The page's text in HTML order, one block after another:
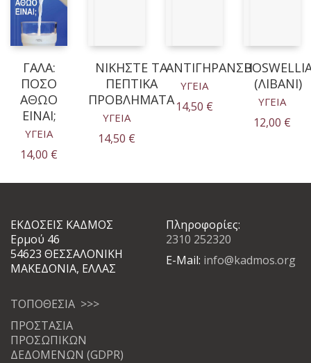
ΓΑΛΑ:
ΠΟΣΟ
ΑΘΩΟ
ΕΙΝΑΙ;
ΥΓΕΙΑ
14,00 €
ΝΙΚΗΣΤΕ ΤΑ
ΠΕΠΤΙΚΑ
ΠΡΟΒΛΗΜΑΤΑ
ΥΓΕΙΑ
14,50 €
ΑΝΤΙΓΗΡΑΝΣΗ
ΥΓΕΙΑ
14,50 €
(ΛΙΒΑΝΙ)
ΥΓΕΙΑ
12,00 €
ΕΚΔΟΣΕΙΣ ΚΑΔΜΟΣ
Ερμού 46
54623 ΘΕΣΣΑΛΟΝΙΚΗ
ΜΑΚΕΔΟΝΙΑ, ΕΛΛΑΣ
ΤΟΠΟΘΕΣΙΑ >>>
ΠΡΟΣΤΑΣΙΑ
ΠΡΟΣΩΠΙΚΩΝ
ΔΕΔΟΜΕΝΩΝ (GDPR)
Πληροφορίες:
2310 252320
E-Mail: info@kadmos.org